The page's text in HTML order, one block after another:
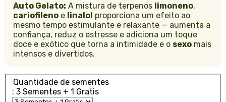
Auto Gelato: A mistura de terpenos limoneno,
cariofileno e linalol proporciona um efeito ao
mesmo tempo estimulante e relaxante — aumenta a
confiança, reduz o estresse e adiciona um toque
doce e exótico que torna a intimidade e o sexo mais
intensos e divertidos.
Quantidade de sementes
: 3 Sementes + 1 Gratis